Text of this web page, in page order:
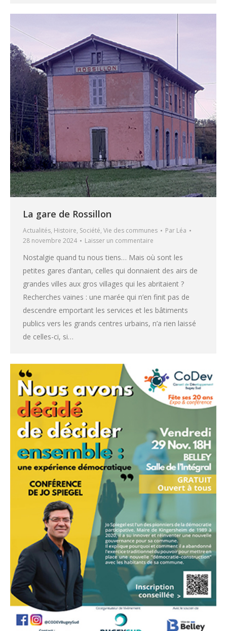
La gare de Rossillon
Actualités, Histoire, Société, Vie des communes Par Léa
28 novembre 2024
Laisser un commentaire
Nostalgie quand tu nous tiens… Mais où sont les
petites gares d’antan, celles qui donnaient des airs de
grandes villes aux gros villages qui les abritaient ?
Recherches vaines : une marée qui n’en finit pas de
descendre emportant les services et les bâtiments
publics vers les grands centres urbains, n’a rien laissé
de celles-ci, si…